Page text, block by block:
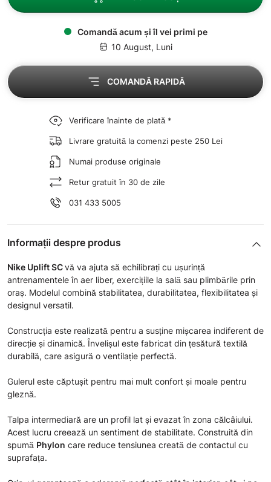
Comandă acum și îl vei primi pe
10 August, Luni
COMANDĂ RAPIDĂ
Verificare înainte de plată *
Livrare gratuită la comenzi peste 250 Lei
Numai produse originale
Retur gratuit în 30 de zile
031 433 5005
Informații despre produs
Nike Uplift SCvă va ajuta să echilibrați cu ușurință
antrenamentele în aer liber, exercițiile la sală sau plimbările prin
oraș. Modelul combină stabilitatea, durabilitatea, flexibilitatea și
designul versatil.
Construcția este realizată pentru a susține mișcarea indiferent de
direcție și dinamică. Învelișul este fabricat din țesătură textilă
durabilă, care asigură o ventilație perfectă.
Gulerul este căptușit pentru mai mult confort și moale pentru
gleznă.
Talpa intermediară are un profil lat și evazat în zona călcâiului.
Acest lucru creează un sentiment de stabilitate. Construită din
spumă Phylon care reduce tensiunea creată de contactul cu
suprafața.